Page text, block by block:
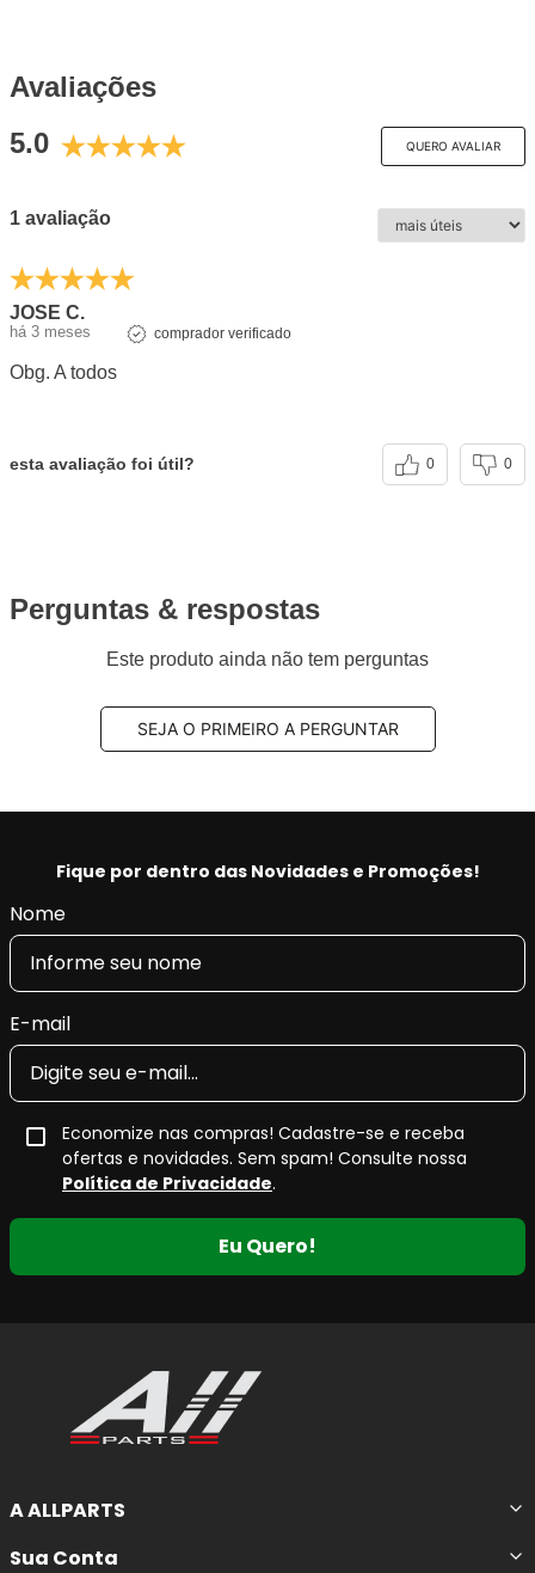
Avaliações
5.0
QUERO AVALIAR
1 avaliação
JOSE C.
há 3 meses comprador verificado
Obg. A todos
esta avaliação foi útil? 0 0
Perguntas & respostas
Este produto ainda não tem perguntas
SEJA O PRIMEIRO A PERGUNTAR
Fique por dentro das Novidades e Promoções!
Nome
E-mail
Economize nas compras! Cadastre-se e receba
ofertas e novidades. Sem spam! Consulte nossa
Política de Privacidade.
Eu Quero!
A ALLPARTS
Sua Conta